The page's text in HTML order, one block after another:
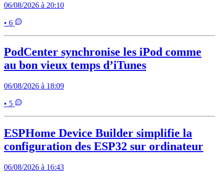
06/08/2026 à 20:10
• 6
PodCenter synchronise les iPod comme
au bon vieux temps d’iTunes
06/08/2026 à 18:09
• 5
ESPHome Device Builder simplifie la
configuration des ESP32 sur ordinateur
06/08/2026 à 16:43